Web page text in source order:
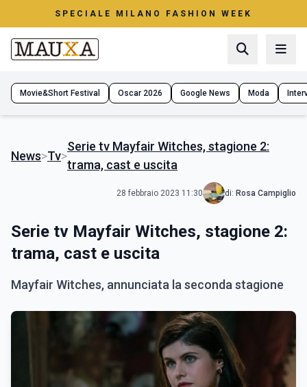
SPECIALE MILANO FASHION WEEK
Movie&Short Festival Oscar 2026 Google News Moda
News>Tv>
Serie tv Mayfair Witches, stagione 2:
trama, cast e uscita
28 febbraio 2023 11:30 di: Rosa Campiglio
Serie tv Mayfair Witches, stagione 2:
trama, cast e uscita
Mayfair Witches, annunciata la seconda stagione